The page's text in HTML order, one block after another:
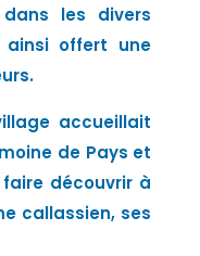
les divers
ainsi offert une
accueillait
de Pays et
faire découvrir à
callassien, ses